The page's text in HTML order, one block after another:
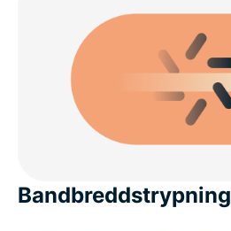
Bandbreddstrypning